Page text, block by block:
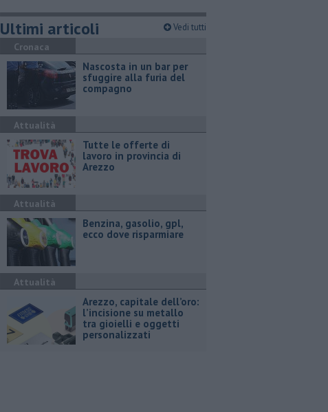
Ultimi articoli Vedi tutti
Cronaca
Nascosta in un bar per
sfuggire alla furia del
compagno
Attualità
​Tutte le offerte di
lavoro in provincia di
Arezzo
Attualità
​Benzina, gasolio, gpl,
ecco dove risparmiare
Attualità
Arezzo, capitale dell’oro:
l’incisione su metallo
tra gioielli e oggetti
personalizzati